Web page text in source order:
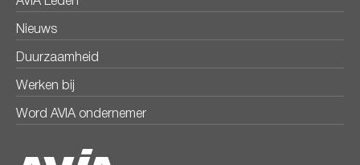
Nieuws
Duurzaamheid
Werken bij
Word AVIA ondernemer